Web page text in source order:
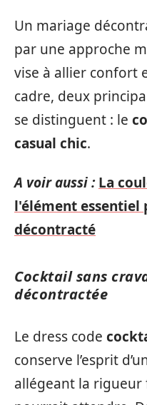
Un mariage
par une approche
vise à allier confort
cadre, deux
se distinguent : le
casual chic.
A voir aussi : La
l'élément essentiel
décontracté
Cocktail sans
décontractée
Le dress code
conserve l’esprit
allégeant la rigueur